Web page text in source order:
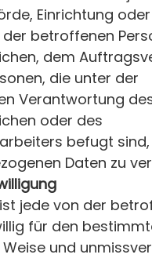
Einrichtung
betroffenen
dem
die unter der
Verantwortung
oder des
befugt
Daten zu
jede von der
für den
und